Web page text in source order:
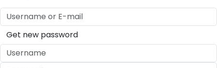
Get new password